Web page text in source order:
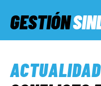
GESTIÓN
ACTUALIDAD